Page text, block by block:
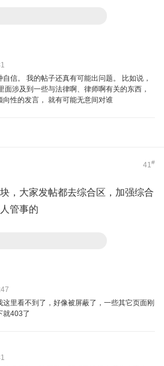
信。 我的帖子还真有可能出问题。 比如说，
面涉及到一些与法律啊、律师啊有关的东西，
向性的发言， 就有可能无意间对谁
41 #
，大家发帖都去综合区，加强综合
管事的
里看不到了，好像被屏蔽了，一些其它页面刚
就403了